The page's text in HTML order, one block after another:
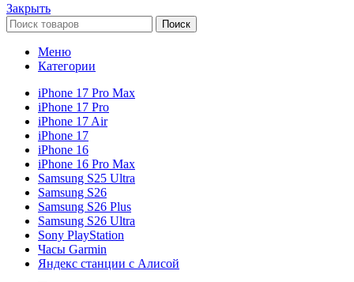
Закрыть
Поиск
Меню
Категории
iPhone 17 Pro Max
iPhone 17 Pro
iPhone 17 Air
iPhone 17
iPhone 16
iPhone 16 Pro Max
Samsung S25 Ultra
Samsung S26
Samsung S26 Plus
Samsung S26 Ultra
Sony PlayStation
Часы Garmin
Яндекс станции с Алисой